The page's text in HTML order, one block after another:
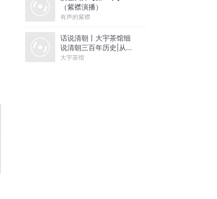
（紫襟演播）
有声的紫襟
话说清朝丨大宇茶馆细
说清朝三百年历史|从努
尔哈赤到末代皇帝溥仪|
大宇茶馆